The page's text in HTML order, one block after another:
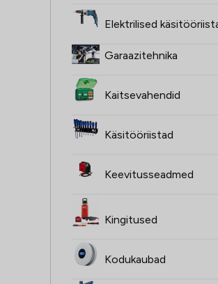
Elektrilised
Garaazitehnika
Kaitsevahendid
Käsitööriistad
Keevitusseadmed
Kingitused
Kodukaubad